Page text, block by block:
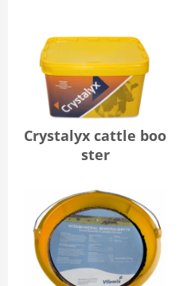
Crystalyx cattle boo
ster